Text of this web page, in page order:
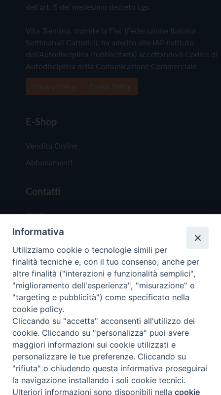
dell'art. 5 del medesimo decreto Lgs.
Vita Trentina, tramite la Fisc (Federazione Italiana
Settimanali Cattolici), ha aderito allo IAP (Istituto
dell'Autodisciplina Pubblicitaria) accettando il Codice di
Autodisciplina della Comunicazione Commerciale
E-Shop
Vendita Online
Abbonamenti
Contatti
Chi Siamo
Redazione
Scrivici
Copyright © 2019 - Tutti i diritti riservati - Vita
Trentina Editrice
Privacy Policy
Torna
Informativa
Utilizziamo cookie o tecnologie simili per
finalità tecniche e, con il tuo consenso, anche per
altre finalità ("interazioni e funzionalità semplici",
"miglioramento dell'esperienza", "misurazione" e
"targeting e pubblicità") come specificato nella
cookie policy.
Cliccando su "accetta" acconsenti all'utilizzo dei
cookie. Cliccando su "personalizza" puoi avere
maggiori informazioni sui cookie utilizzati e
personalizzare le tue preferenze. Cliccando su
"rifiuta" o chiudendo questa informativa proseguirai
la navigazione installando i soli cookie tecnici.
Ulteriori informazioni sono disponibili nellacookie